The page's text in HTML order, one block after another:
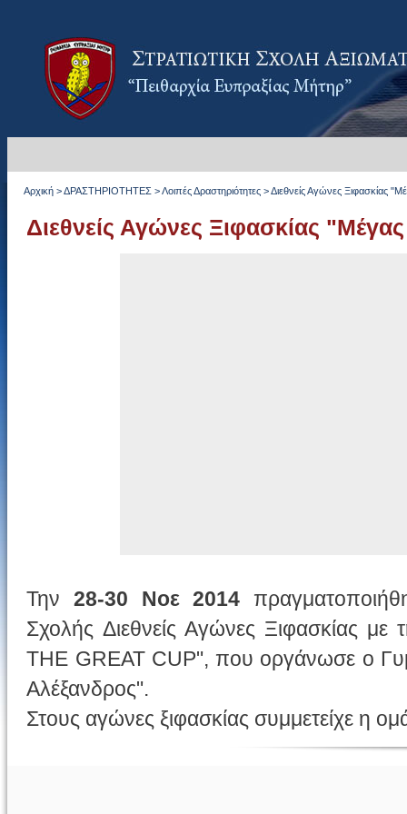
Αρχική >ΔΡΑΣΤΗΡΙΟΤΗΤΕΣ >Λοιπές Δραστηριότητες >Διεθνείς Αγώνες Ξιφασκίας
Διεθνείς Αγώνες Ξιφασκίας
Την28-30 Νοε 2014
Σχολής Διεθνείς Αγώνες Ξιφασκίας
THE GREAT CUP", που οργάνωσε ο
Αλέξανδρος".
Στους αγώνες ξιφασκίας συμμετείχε η